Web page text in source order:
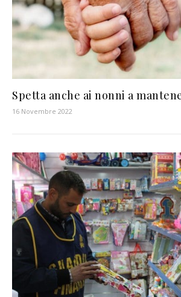
Spetta anche ai nonni a
16 Novembre 2022